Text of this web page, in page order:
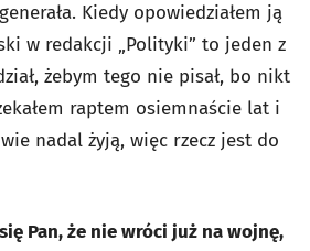
Kiedy opowiedziałem ją
w redakcji „Polityki” to jeden z
żebym tego nie pisał, bo nikt
raptem osiemnaście lat i
nadal żyją, więc rzecz jest do
Pan, że nie wróci już na wojnę,